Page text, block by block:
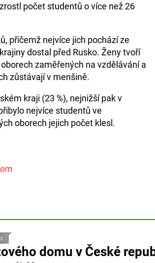
počet studentů o více než 26
přičemž nejvíce jich pochází ze
dostal před Rusko. Ženy tvoří
zaměřených na vzdělávání a
zůstávají v menšině.
kraji (23 %), nejnižší pak v
nejvíce studentů ve
oborech jejich počet klesl.
domu v České